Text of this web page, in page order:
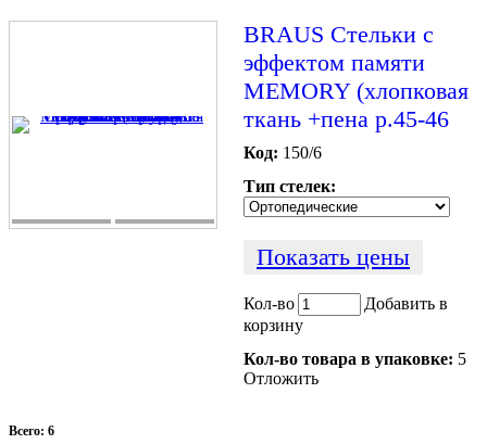
BRAUS Стельки c
эффектом памяти
MEMORY (хлопковая
ткань +пена р.45-46
Код: 150/6
Тип стелек:
Показать цены
Кол-во
Добавить в
корзину
Кол-во товара в упаковке: 5
Отложить
Всего: 6